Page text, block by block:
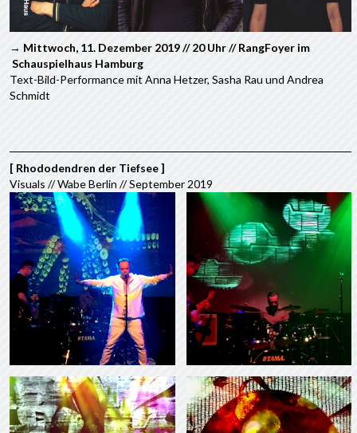
→ Mittwoch, 11. Dezember 2019 // 20 Uhr // RangFoyer im
Schauspielhaus Hamburg
Text-Bild-Performance mit Anna Hetzer, Sasha Rau und Andrea
Schmidt
[ Rhododendren der Tiefsee ]
Visuals // Wabe Berlin // September 2019